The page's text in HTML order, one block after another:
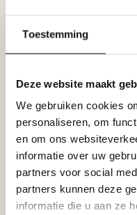
Toestemming
Deze website maakt
We gebruiken cookies
personaliseren, om
en om ons
informatie over uw
partners voor social
partners kunnen deze
informatie die u aan ze
Let op: de Nomastyl AT
Specificaties
Gerelateerde
NMC
NMC Adefix
Op voorraad